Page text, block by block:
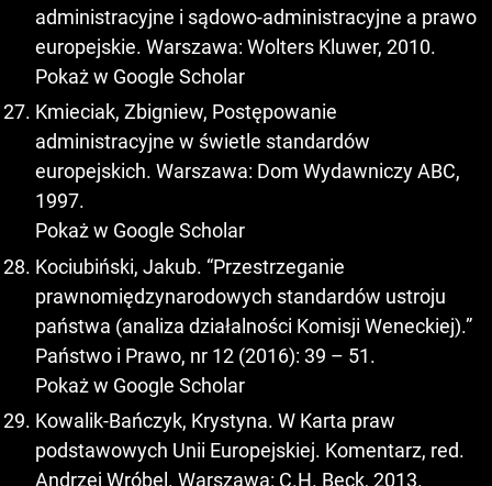
administracyjne i sądowo-administracyjne a prawo
europejskie. Warszawa: Wolters Kluwer, 2010.
Pokaż w Google Scholar
Kmieciak, Zbigniew, Postępowanie
administracyjne w świetle standardów
europejskich. Warszawa: Dom Wydawniczy ABC,
1997.
Pokaż w Google Scholar
Kociubiński, Jakub. “Przestrzeganie
prawnomiędzynarodowych standardów ustroju
państwa (analiza działalności Komisji Weneckiej).”
Państwo i Prawo, nr 12 (2016): 39 – 51.
Pokaż w Google Scholar
Kowalik-Bańczyk, Krystyna. W Karta praw
podstawowych Unii Europejskiej. Komentarz, red.
Andrzej Wróbel. Warszawa: C.H. Beck, 2013.